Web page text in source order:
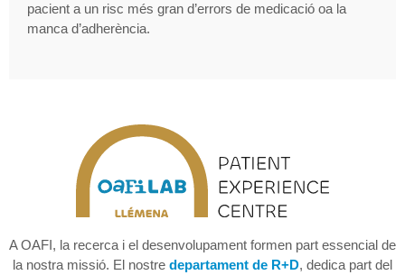
pacient a un risc més gran d’errors de medicació oa la
manca d’adherència.
A OAFI, la recerca i el desenvolupament formen part essencial de
la nostra missió. El nostre departament de R+D, dedica part del